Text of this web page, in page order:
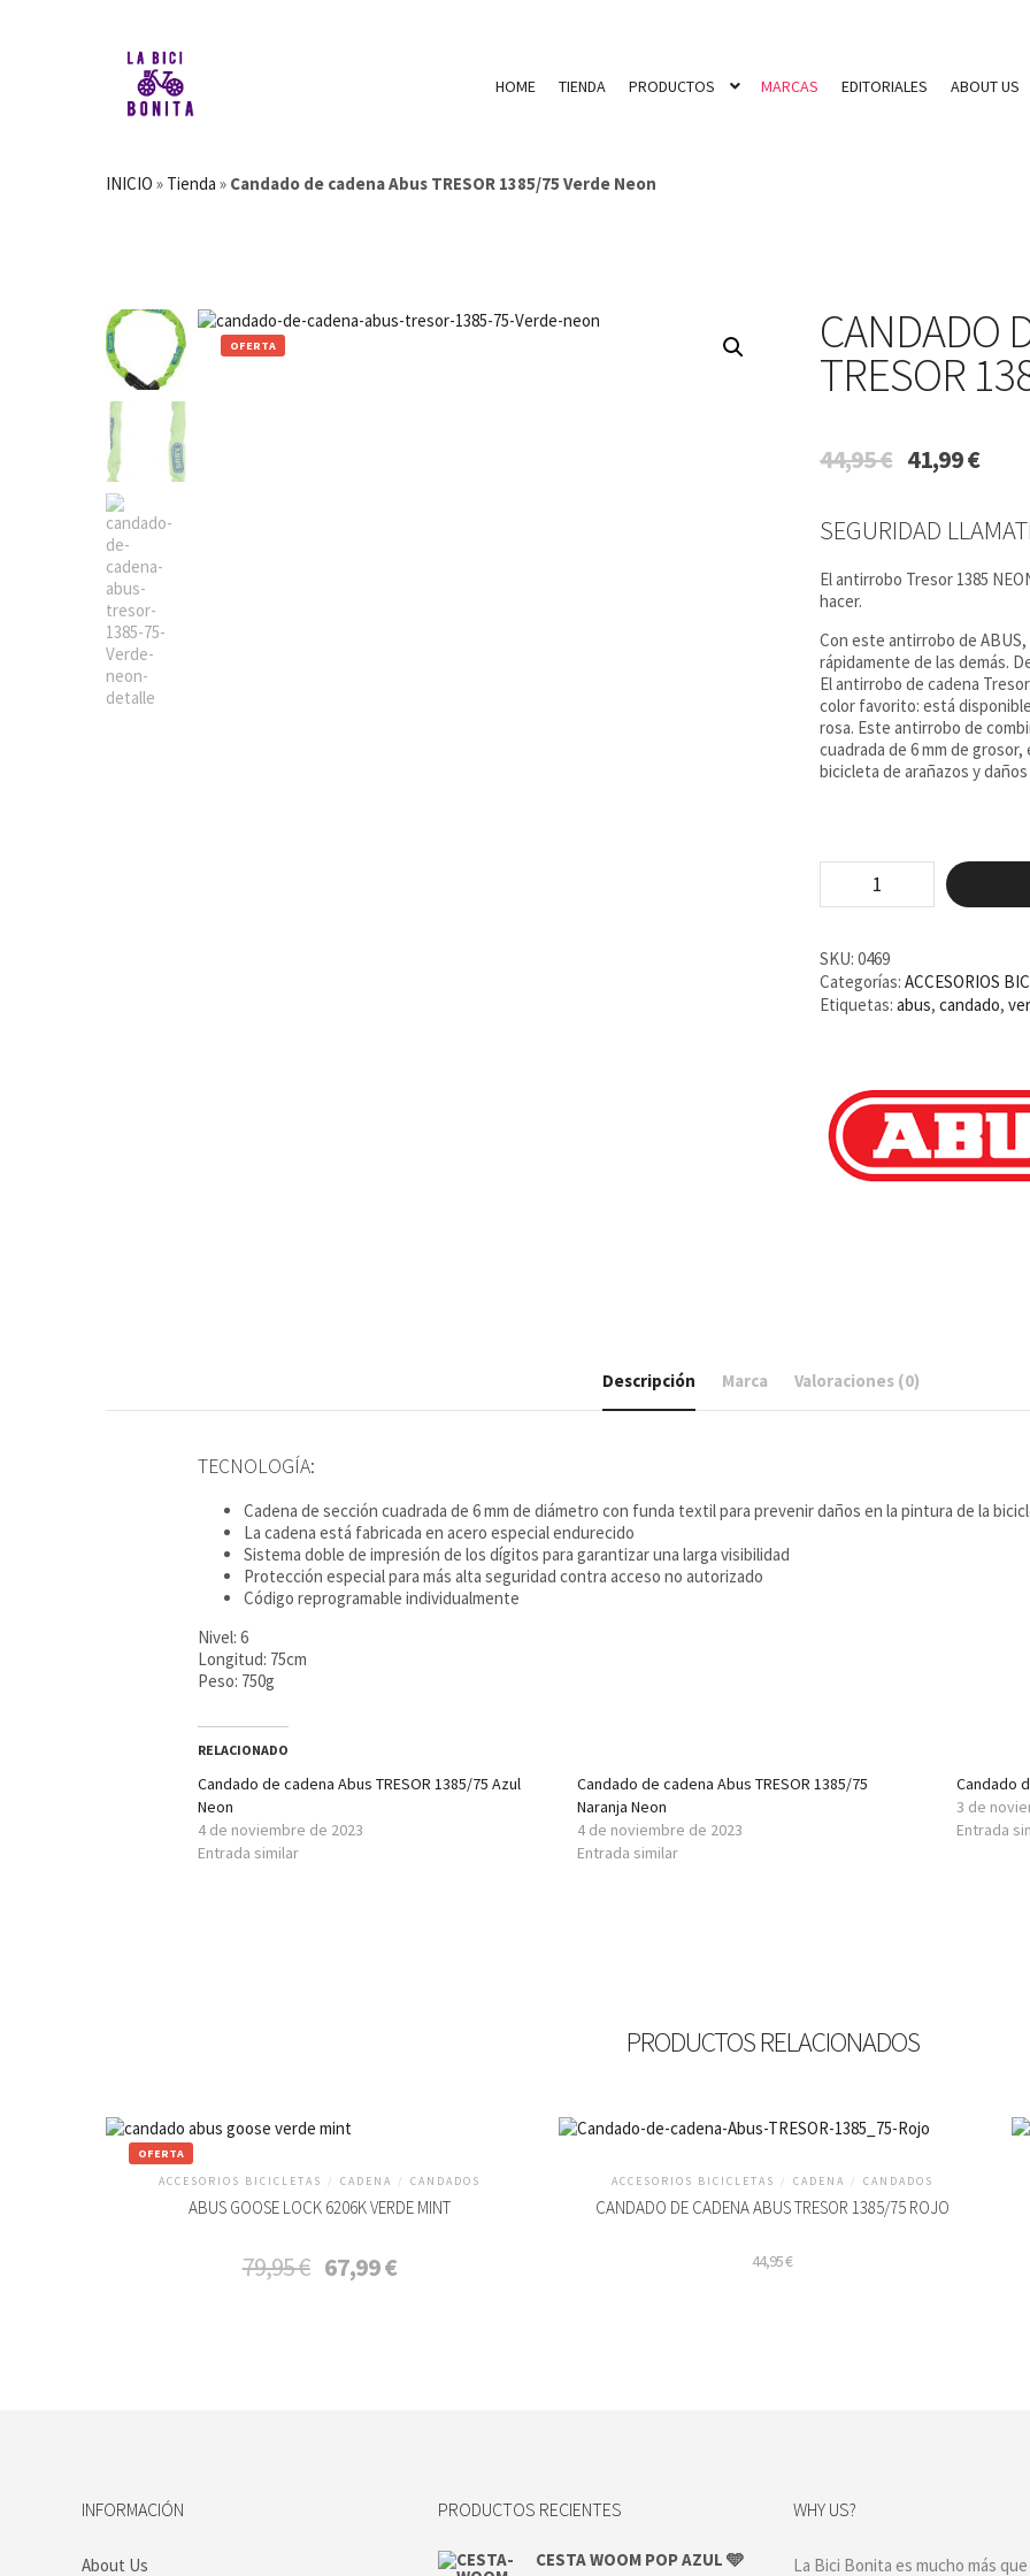
HOME TIENDA PRODUCTOS MARCAS EDITORIALES ABOUT US
INICIO » Tienda » Candado de cadena Abus TRESOR 1385/75 Verde Neon
OFERTA CANDADO
TRESOR
44,95€ El
precio
era:
41,99€El
es:
SEGURIDAD
El antirrobo Tresor 1385
hacer.
Con este antirrobo de
rápidamente de las demás.
El antirrobo de cadena
color favorito: está
rosa. Este antirrobo de
cuadrada de 6 mm de
bicicleta de arañazos y
cadena
TRESOR
1385/75
Verde
SKU:0469
Categorías:ACCESORIOS
Etiquetas:abus,candado,
Descripción Marca Valoraciones (0)
TECNOLOGÍA:
Cadena de sección cuadrada de 6 mm de diámetro con funda textil para prevenir daños en la pintura de la
La cadena está fabricada en acero especial endurecido
Sistema doble de impresión de los dígitos para garantizar una larga visibilidad
Protección especial para más alta seguridad contra acceso no autorizado
Código reprogramable individualmente
Nivel: 6
Longitud: 75cm
Peso: 750g
RELACIONADO
Candado de cadena Abus TRESOR 1385/75 Azul
Neon
4 de noviembre de 2023
Entrada similar
Candado de cadena Abus TRESOR 1385/75
Naranja Neon
4 de noviembre de 2023
Entrada similar
Candado
3 de
Entrada
PRODUCTOS RELACIONADOS
OFERTA
ACCESORIOS BICICLETAS
/ CADENA / CANDADOS
ABUS GOOSE LOCK 6206K VERDE MINT
79,95€ precio
67,99€El
precio
ACCESORIOS BICICLETAS / CADENA / CANDADOS
CANDADO DE CADENA ABUS TRESOR 1385/75 ROJO
44,95€
INFORMACIÓN
About Us
PRODUCTOS RECIENTES
CESTA WOOM POP AZUL 🩵
WHY US?
La Bici Bonita es mucho más